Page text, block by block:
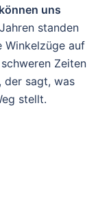
uns
standen
Winkelzüge auf
Zeiten
der sagt, was
stellt.